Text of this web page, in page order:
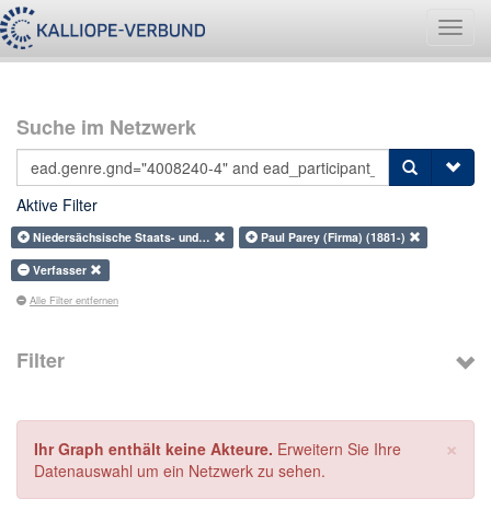
Suche im Netzwerk
Aktive Filter
Niedersächsische Staats- und…
Paul Parey (Firma) (1881-)
Verfasser
Alle Filter entfernen
Filter
×
Ihr Graph enthält keine Akteure. Erweitern Sie Ihre
Datenauswahl um ein Netzwerk zu sehen.